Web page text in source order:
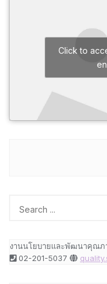
Click to
งานนโยบายและพัฒนาคุณ
02-201-5037